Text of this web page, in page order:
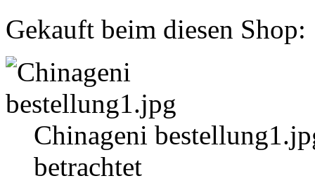
Gekauft beim diesen Shop:
Chinageni
betrachtet